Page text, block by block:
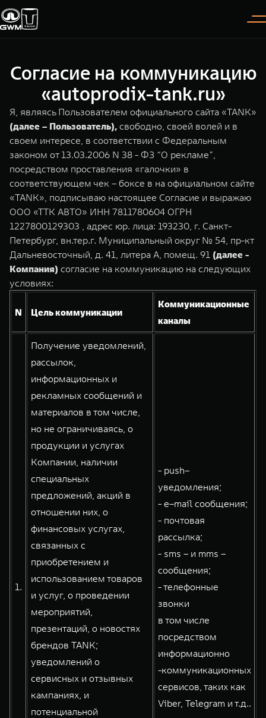
Модели
TANK 300
Следуй за открытиями
от 3 999 000 ₽
TANK 400
За пределы возможного
от 5 599 000 ₽
TANK 500
от 6 499 000 ₽
TANK 700
Сила признания
от 10 199 000 ₽
WEY 07
Расширяя границы комфорта
от 6 149 000 ₽
от 6 449 000 ₽
WEY 80 Лаундж
Масштаб возможностей
от 8 099 000 ₽
Покупателям
ВЫБОР АВТОМОБИЛЯ
Спецпредложения
Конфигуратор
Зарядные станции
ПОКУПКА АВТОМОБИЛЯ
TANK Финансы
Корпоративным клиентам
TANK Кредит
TANK Лизинг
TANK Страхование
Владельцам
ГАРАНТИЯ И ПОДДЕРЖКА
Гарантия
Помощь на дороге
СЕРВИС
Калькулятор ТО
Нулевое ТО
Сервис
Специальные предложения
Моторные масла
ЦИФРОВЫЕ СЕРВИСЫ TANK
Цифровые сервисы TANK
Подписки
О дилере
ИНФОРМАЦИЯ
О нас
35 лет GWM
GWM ТЕХ ДЕНЬ
Новости
Согласие на коммуникацию
«autoprodix-tank.ru»
Я, являясь Пользователем официального сайта «TANK»
(далее – Пользователь), свободно, своей волей и в
своем интересе, в соответствии с Федеральным
законом от 13.03.2006 N 38 - ФЗ “О рекламе”,
посредством проставления «галочки» в
соответствующем чек – боксе в на официальном сайте
«TANK», подписываю настоящее Согласие и выражаю
ООО «ТТК АВТО» ИНН 7811780604 ОГРН
1227800129303 , адрес юр. лица: 193230, г. Санкт-
Петербург, вн.тер.г. Муниципальный округ № 54, пр-кт
Дальневосточный, д. 41, литера А, помещ. 91 (далее -
Компания) согласие на коммуникацию на следующих
условиях:
N Цель коммуникации
Коммуникационные
каналы
1.
Получение уведомлений,
рассылок,
информационных и
рекламных сообщений и
материалов в том числе,
но не ограничиваясь, о
продукции и услугах
Компании, наличии
специальных
предложений, акций в
отношении них, о
финансовых услугах,
связанных с
приобретением и
использованием товаров
и услуг, о проведении
мероприятий,
презентаций, о новостях
брендов TANK;
уведомлений о
сервисных и отзывных
кампаниях, и
потенциальной
- push–
уведомления;
- e–mail сообщения;
- почтовая
рассылка;
- sms – и mms –
сообщения;
- телефонные
звонки
в том числе
посредством
информационно
-коммуникационных
сервисов, таких как
Viber, Telegram и т.д..